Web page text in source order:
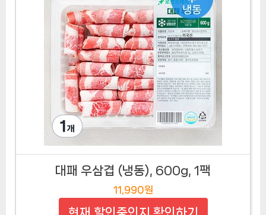
대패 우삼겹 (냉동), 600g, 1팩
11,990원